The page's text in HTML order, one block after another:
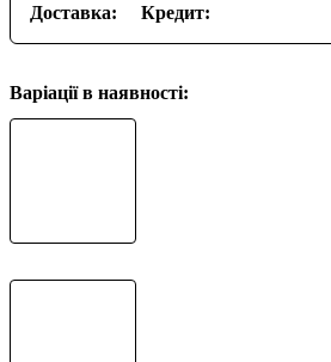
Доставка: Кредит:
Варіації в наявності: